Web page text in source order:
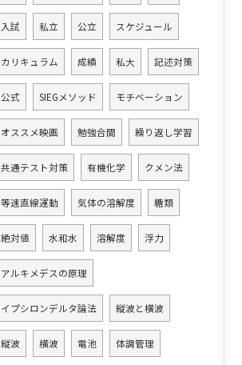
入試 私立 公立 スケジュール
カリキュラム 成績 私大 記述対策
公式 SIEGメソッド モチベーション
オススメ映画 勉強合間 繰り返し学習
共通テスト対策 有機化学 クメン法
等速直線運動 気体の溶解度 糖類
絶対値 水和水 溶解度 浮力
アルキメデスの原理
イプシロンデルタ論法 縦波と横波
縦波 横波 電池 体調管理